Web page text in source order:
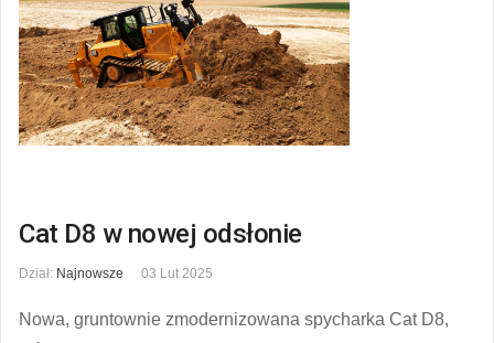
Cat D8 w nowej odsłonie
Dział: Najnowsze 03 Lut 2025
Nowa, gruntownie zmodernizowana spycharka Cat D8,